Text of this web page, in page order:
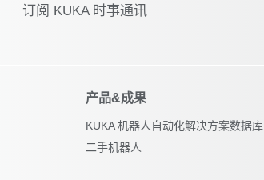
订阅 KUKA 时事通讯
产品&成果
KUKA 机器人自动化解决方案数据库
二手机器人